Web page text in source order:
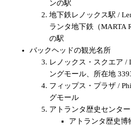
ンの駅
地下鉄レノックス駅 /
ランタ地下鉄（MARTA
の駅
バックヘッドの観光名所
レノックス・スクエア /
ングモール、所在地
フィップス・プラザ /
グモール
アトランタ歴史センタ
アトランタ歴史博